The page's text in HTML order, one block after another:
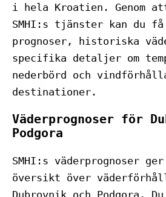
i hela Kroatien. Genom
SMHI:s tjänster kan du
prognoser, historiska
specifika detaljer om
nederbörd och
destinationer.
Väderprognoser för
Podgora
SMHI:s väderprognoser
översikt över
Dubrovnik och Podgora.